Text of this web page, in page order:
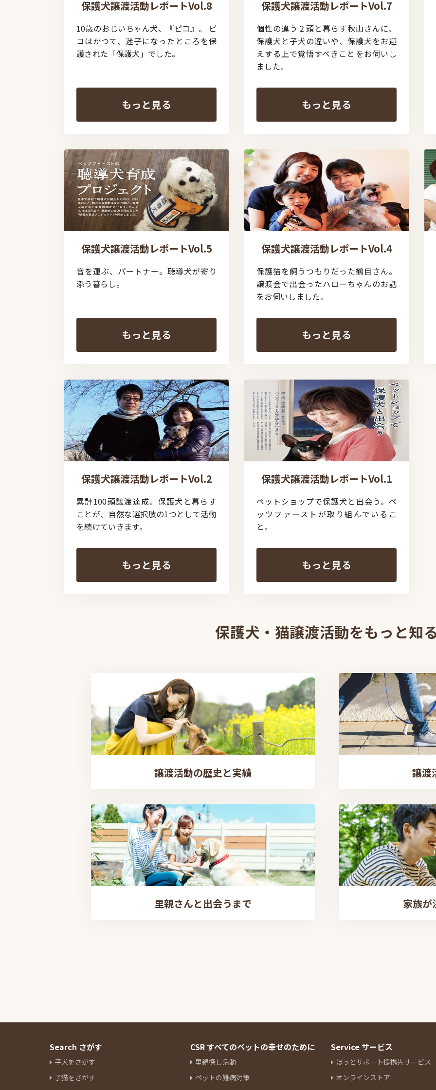
保護犬譲渡活動レポートVol.8
10歳のおじいちゃん犬、『ピコ』。 ピ
コはかつて、迷子になったところを保
護された「保護犬」でした。
もっと見る
保護犬譲渡活動レポートVol.7
個性の違う２頭と暮らす秋山さんに、
保護犬と子犬の違いや、保護犬をお迎
えする上で覚悟すべきことをお伺いし
ました。
もっと見る
保護犬譲渡活動レポートVol.5
音を運ぶ、パートナー。聴導犬が寄り
添う暮らし。
もっと見る
保護犬譲渡活動レポートVol.4
保護猫を飼うつもりだった鶴目さん。
譲渡会で出会ったハローちゃんのお話
をお伺いしました。
もっと見る
保護犬譲渡活動レポートVol.2
累計100頭譲渡達成。保護犬と暮らす
ことが、自然な選択肢の1つとして活動
を続けていきます。
もっと見る
保護犬譲渡活動レポートVol.1
ペットショップで保護犬と出会う。ペ
ッツファーストが取り組んでいるこ
と。
もっと見る
保護犬・猫譲渡活動をもっと知
譲渡活動の歴史と実績 譲渡
里親さんと出会うまで 家族が
Search さがす
子犬をさがす
子猫をさがす
CSR すべてのペットの幸せのために
里親探し活動
ペットの難病対策
Service サービス
ほっとサポート提携先サービス
オンラインストア